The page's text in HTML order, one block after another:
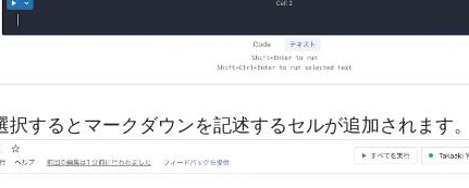
択するとマークダウンを記述するセルが追加されます。